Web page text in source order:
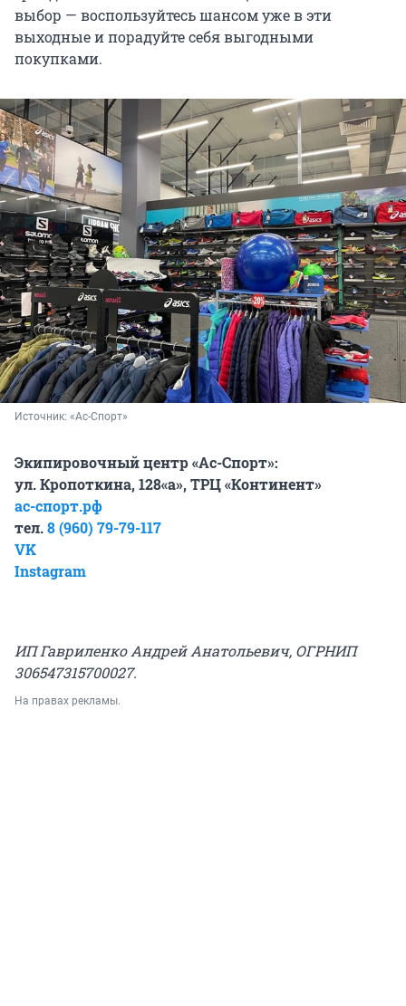
выбор — воспользуйтесь шансом уже в эти
выходные и порадуйте себя выгодными
покупками.
Источник: «Ас-Спорт»
Экипировочный центр «Ас-Спорт»:
ул. Кропоткина, 128«а», ТРЦ «Континент»
ас-спорт.рф
тел.8 (960) 79-79-117
VK
Instagram
ИП Гавриленко Андрей Анатольевич, ОГРНИП
306547315700027.
На правах рекламы.